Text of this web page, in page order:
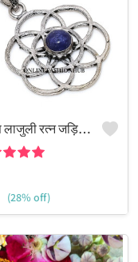
लैपिस लाजुली रत्न जड़ित 925 स्टर्लिंग सिल्वर प्लेटेड पेंडेंट आभूषण
(28% off)